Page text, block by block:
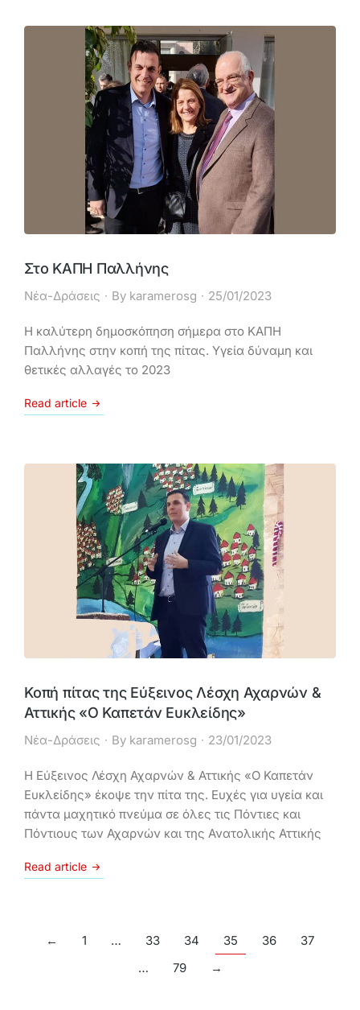
Στο ΚΑΠΗ Παλλήνης
Νέα-Δράσεις By karamerosg 25/01/2023
Η καλύτερη δημοσκόπηση σήμερα στο ΚΑΠΗ
Παλλήνης στην κοπή της πίτας. Υγεία δύναμη και
θετικές αλλαγές το 2023
Read article
Κοπή πίτας της Εύξεινος Λέσχη Αχαρνών &
Αττικής «Ο Καπετάν Ευκλείδης»
Νέα-Δράσεις By karamerosg 23/01/2023
Η Εύξεινος Λέσχη Αχαρνών & Αττικής «Ο Καπετάν
Ευκλείδης» έκοψε την πίτα της. Ευχές για υγεία και
πάντα μαχητικό πνεύμα σε όλες τις Πόντιες και
Πόντιους των Αχαρνών και της Ανατολικής Αττικής
Read article
← 1 … 33 34 35 36
37
…
79 →